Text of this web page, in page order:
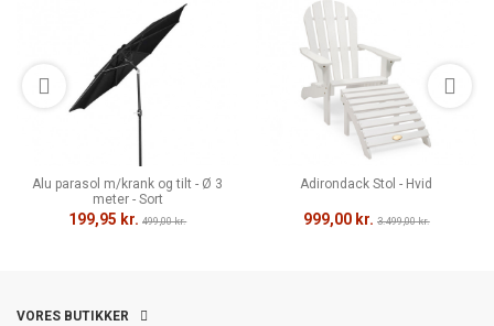
Alu parasol m/krank og tilt - Ø 3
meter - Sort
199,95 kr. 499,00 kr.
Adirondack Stol - Hvid
999,00 kr. 3.499,00 kr.
VORES BUTIKKER